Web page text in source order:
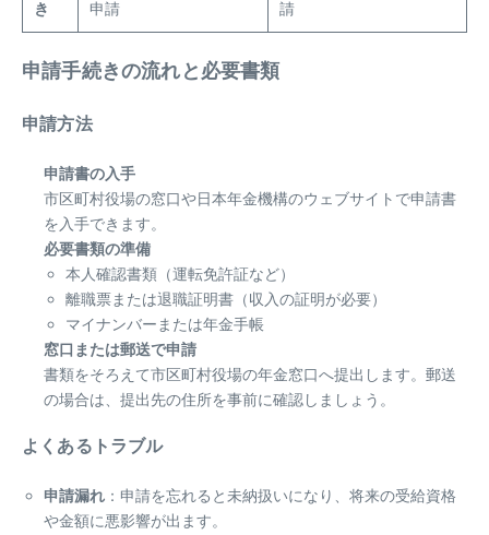
き 申請 請
申請手続きの流れと必要書類
申請方法
申請書の入手
市区町村役場の窓口や日本年金機構のウェブサイトで申請書
を入手できます。
必要書類の準備
本人確認書類（運転免許証など）
離職票または退職証明書（収入の証明が必要）
マイナンバーまたは年金手帳
窓口または郵送で申請
書類をそろえて市区町村役場の年金窓口へ提出します。郵送
の場合は、提出先の住所を事前に確認しましょう。
よくあるトラブル
申請漏れ ：申請を忘れると未納扱いになり、将来の受給資格
や金額に悪影響が出ます。